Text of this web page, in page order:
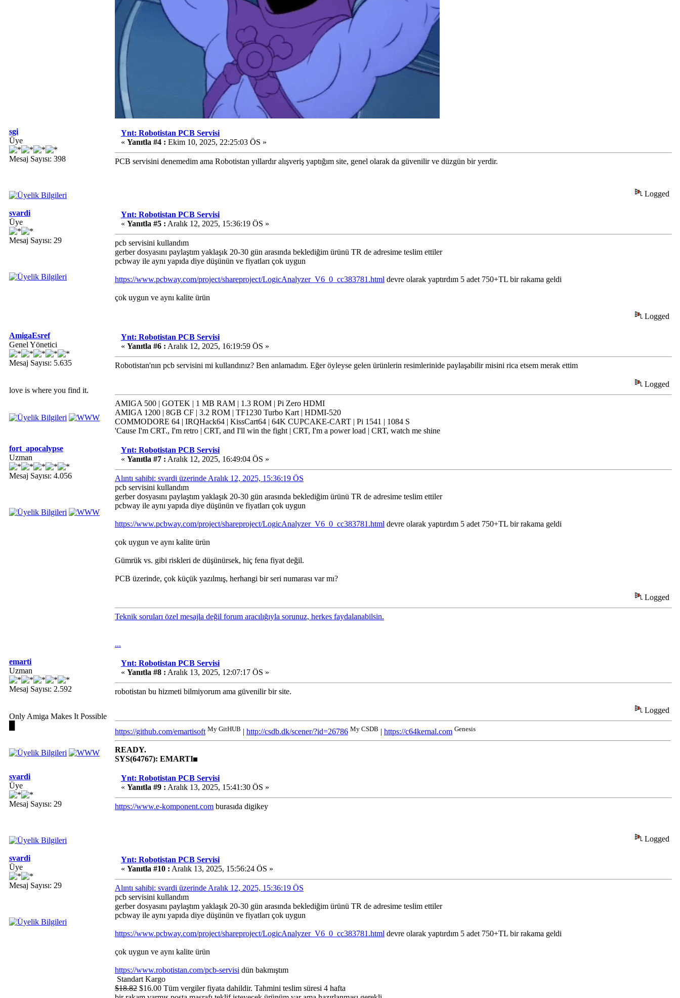
sgi
Üye
Mesaj Sayısı: 398
Ynt: Robotistan PCB Servisi
« Yanıtla #4 : Ekim 10, 2025, 22:25:03 ÖS »
PCB servisini denemedim ama Robotistan yıllardır alışveriş yaptığım site, genel olarak da güvenilir ve düzgün bir yerdir.
Logged
svardi
Üye
Mesaj Sayısı: 29
Ynt: Robotistan PCB Servisi
« Yanıtla #5 : Aralık 12, 2025, 15:36:19 ÖS »
pcb servisini kullandım
gerber dosyasını paylaştım yaklaşık 20-30 gün arasında beklediğim ürünü TR de adresime teslim ettiler
pcbway ile aynı yapıda diye düşünün ve fiyatları çok uygun
https://www.pcbway.com/project/shareproject/LogicAnalyzer_V6_0_cc383781.html devre olarak yaptırdım 5 adet 750+TL bir rakama geldi
çok uygun ve aynı kalite ürün
Logged
AmigaEsref
Genel Yönetici
Mesaj Sayısı: 5.635
love is where you find it.
Ynt: Robotistan PCB Servisi
« Yanıtla #6 : Aralık 12, 2025, 16:19:59 ÖS »
Robotistan'nın pcb servisini mi kullandınız? Ben anlamadım. Eğer öyleyse gelen ürünlerin resimlerinide paylaşabilir misini rica etsem merak ettim
Logged
AMIGA 500 | GOTEK | 1 MB RAM | 1.3 ROM | Pi Zero HDMI
AMIGA 1200 | 8GB CF | 3.2 ROM | TF1230 Turbo Kart | HDMI-520
COMMODORE 64 | IRQHack64 | KissCart64 | 64K CUPCAKE-CART | Pi 1541 | 1084 S
'Cause I'm CRT., I'm retro | CRT, and I'll win the fight | CRT, I'm a power load | CRT, watch me shine
fort_apocalypse
Uzman
Mesaj Sayısı: 4.056
Ynt: Robotistan PCB Servisi
« Yanıtla #7 : Aralık 12, 2025, 16:49:04 ÖS »
Alıntı sahibi: svardi üzerinde Aralık 12, 2025, 15:36:19 ÖS
pcb servisini kullandım
gerber dosyasını paylaştım yaklaşık 20-30 gün arasında beklediğim ürünü TR de adresime teslim ettiler
pcbway ile aynı yapıda diye düşünün ve fiyatları çok uygun
https://www.pcbway.com/project/shareproject/LogicAnalyzer_V6_0_cc383781.html devre olarak yaptırdım 5 adet 750+TL bir rakama geldi
çok uygun ve aynı kalite ürün
Gümrük vs. gibi riskleri de düşünürsek, hiç fena fiyat değil.
PCB üzerinde, çok küçük yazılmış, herhangi bir seri numarası var mı?
Logged
Teknik soruları özel mesajla değil forum aracılığıyla sorunuz, herkes faydalanabilsin.
...
emarti
Uzman
Mesaj Sayısı: 2.592
Only Amiga Makes It Possible
Ynt: Robotistan PCB Servisi
« Yanıtla #8 : Aralık 13, 2025, 12:07:17 ÖS »
robotistan bu hizmeti bilmiyorum ama güvenilir bir site.
Logged
https://github.com/emartisoft My GitHUB | http://csdb.dk/scener/?id=26786 My CSDB | https://c64kernal.com Genesis
READY.
SYS(64767): EMARTI
svardi
Üye
Mesaj Sayısı: 29
Ynt: Robotistan PCB Servisi
« Yanıtla #9 : Aralık 13, 2025, 15:41:30 ÖS »
https://www.e-komponent.com burasıda digikey
Logged
svardi
Üye
Mesaj Sayısı: 29
Ynt: Robotistan PCB Servisi
« Yanıtla #10 : Aralık 13, 2025, 15:56:24 ÖS »
Alıntı sahibi: svardi üzerinde Aralık 12, 2025, 15:36:19 ÖS
pcb servisini kullandım
gerber dosyasını paylaştım yaklaşık 20-30 gün arasında beklediğim ürünü TR de adresime teslim ettiler
pcbway ile aynı yapıda diye düşünün ve fiyatları çok uygun
https://www.pcbway.com/project/shareproject/LogicAnalyzer_V6_0_cc383781.html devre olarak yaptırdım 5 adet 750+TL bir rakama geldi
çok uygun ve aynı kalite ürün
https://www.robotistan.com/pcb-servisi dün bakmıştım
Standart Kargo
$18.82 $16.00 Tüm vergiler fiyata dahildir. Tahmini teslim süresi 4 hafta